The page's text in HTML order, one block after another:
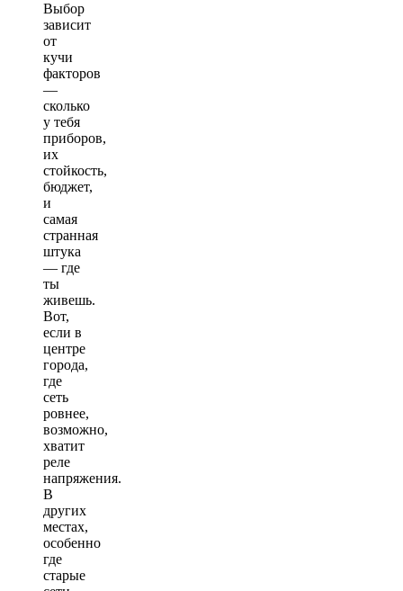
Выбор
зависит
от
кучи
факторов
—
сколько
у тебя
приборов,
их
стойкость,
бюджет,
и
самая
странная
штука
— где
ты
живешь.
Вот,
если в
центре
города,
где
сеть
ровнее,
возможно,
хватит
реле
напряжения.
В
других
местах,
особенно
где
старые